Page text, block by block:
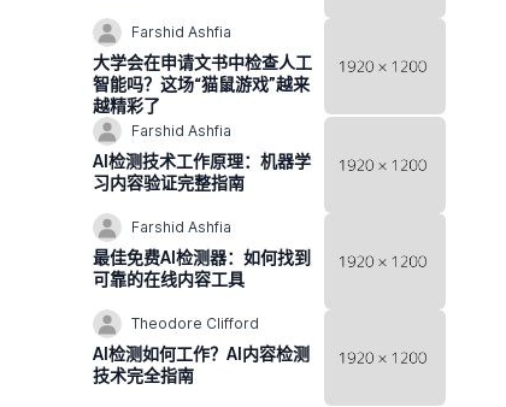
Farshid Ashfia
大学会在申请文书中检查人工
智能吗？这场“猫鼠游戏”越来
越精彩了
Farshid Ashfia
AI检测技术工作原理：机器学
习内容验证完整指南
Farshid Ashfia
最佳免费AI检测器：如何找到
可靠的在线内容工具
Theodore Clifford
AI检测如何工作？AI内容检测
技术完全指南